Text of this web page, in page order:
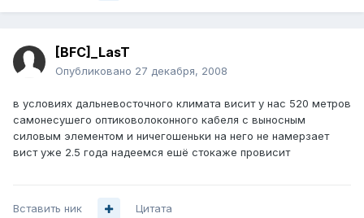
[BFC]_LasT
Опубликовано 27 декабря, 2008
в условиях дальневосточного климата висит у нас 520 метров
самонесушего оптиковолоконного кабеля с выносным
силовым элементом и ничегошеньки на него не намерзает
вист уже 2.5 года надеемся ешё стокаже провисит
Вставить ник Цитата